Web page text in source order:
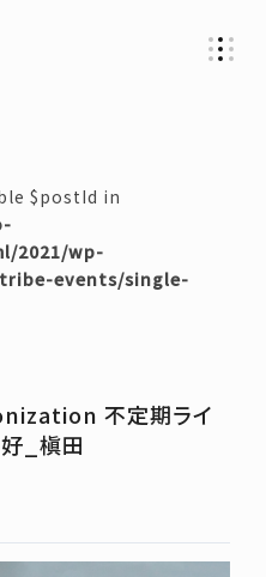
$postId in
2021/wp-
events/single-
不定期ライ
_槇田